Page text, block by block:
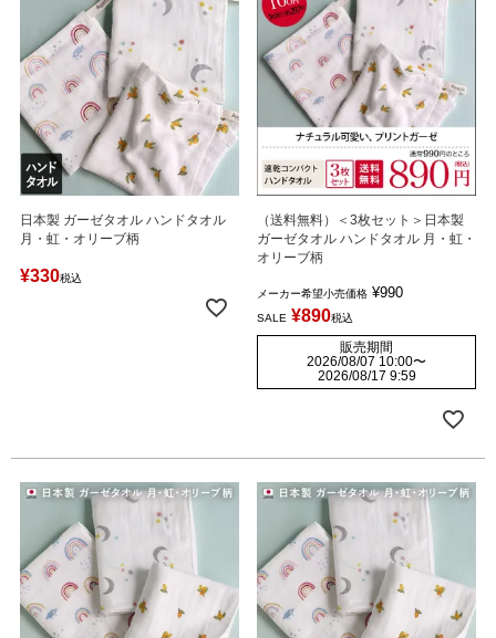
日本製 ガーゼタオル ハンドタオル
月・虹・オリーブ柄
¥330税込
（送料無料）＜3枚セット＞日本製
ガーゼタオル ハンドタオル 月・虹・
オリーブ柄
メーカー希望小売価格 ¥990
SALE ¥890税込
販売期間
2026/08/07 10:00〜
2026/08/17 9:59